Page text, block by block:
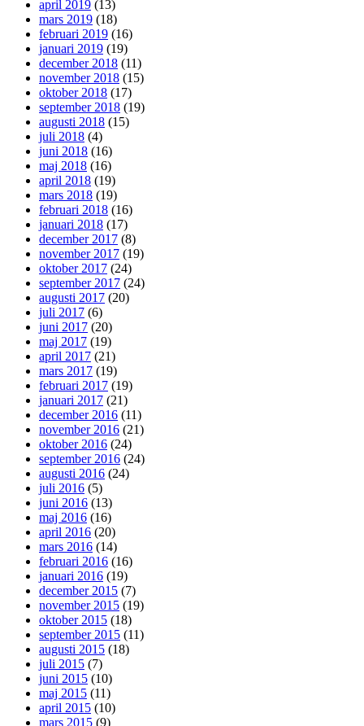
april 2019 (13)
mars 2019 (18)
februari 2019 (16)
januari 2019 (19)
december 2018 (11)
november 2018 (15)
oktober 2018 (17)
september 2018 (19)
augusti 2018 (15)
juli 2018 (4)
juni 2018 (16)
maj 2018 (16)
april 2018 (19)
mars 2018 (19)
februari 2018 (16)
januari 2018 (17)
december 2017 (8)
november 2017 (19)
oktober 2017 (24)
september 2017 (24)
augusti 2017 (20)
juli 2017 (6)
juni 2017 (20)
maj 2017 (19)
april 2017 (21)
mars 2017 (19)
februari 2017 (19)
januari 2017 (21)
december 2016 (11)
november 2016 (21)
oktober 2016 (24)
september 2016 (24)
augusti 2016 (24)
juli 2016 (5)
juni 2016 (13)
maj 2016 (16)
april 2016 (20)
mars 2016 (14)
februari 2016 (16)
januari 2016 (19)
december 2015 (7)
november 2015 (19)
oktober 2015 (18)
september 2015 (11)
augusti 2015 (18)
juli 2015 (7)
juni 2015 (10)
maj 2015 (11)
april 2015 (10)
mars 2015 (9)